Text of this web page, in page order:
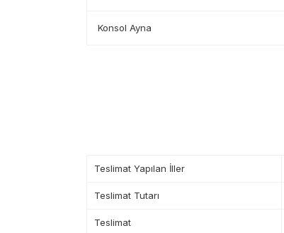
Konsol Ayna
Teslimat Yapılan İller
Teslimat Tutarı
Teslimat